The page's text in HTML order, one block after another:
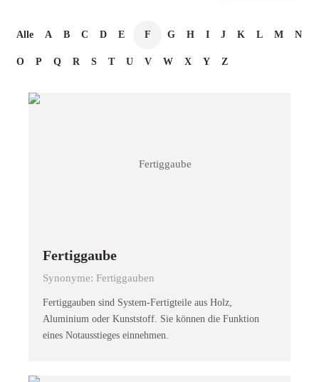
Alle A B C D E F G H I J K L M N
O P Q R S T U V W X Y Z
Fertiggaube
Synonyme: Fertiggauben
Fertiggauben sind System-Fertigteile aus Holz,
Aluminium oder Kunststoff. Sie können die Funktion
eines Notausstieges einnehmen.